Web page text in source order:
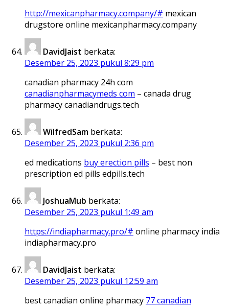
http://mexicanpharmacy.company/# mexican
drugstore online mexicanpharmacy.company
DavidJaist berkata:
Desember 25, 2023 pukul 8:29 pm
canadian pharmacy 24h com
canadianpharmacymeds com – canada drug
pharmacy canadiandrugs.tech
WilfredSam berkata:
Desember 25, 2023 pukul 2:36 pm
ed medications buy erection pills – best non
prescription ed pills edpills.tech
JoshuaMub berkata:
Desember 25, 2023 pukul 1:49 am
https://indiapharmacy.pro/# online pharmacy india
indiapharmacy.pro
DavidJaist berkata:
Desember 25, 2023 pukul 12:59 am
best canadian online pharmacy 77 canadian